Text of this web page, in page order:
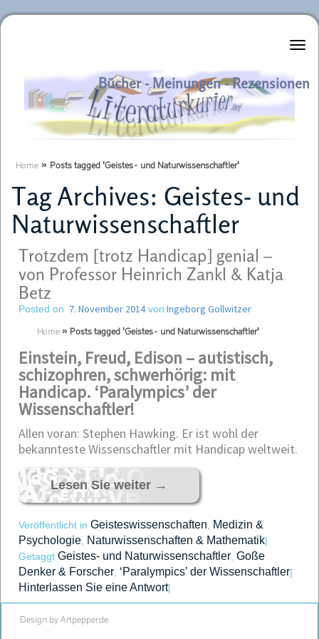
Literaturkurier.net
Bücher - Meinungen - Rezensionen
Home » Posts tagged 'Geistes- und Naturwissenschaftler'
Tag Archives: Geistes- und
Naturwissenschaftler
Trotzdem [trotz Handicap] genial –
von Professor Heinrich Zankl & Katja
Betz
Posted on 7. November 2014von Ingeborg Gollwitzer
Home » Posts tagged 'Geistes- und Naturwissenschaftler'
Einstein, Freud, Edison – autistisch,
schizophren, schwerhörig: mit
Handicap. ‘Paralympics’ der
Wissenschaftler!
Allen voran: Stephen Hawking. Er ist wohl der
bekannteste Wissenschaftler mit Handicap weltweit.
Lesen Sie weiter →
Veröffentlicht in Geisteswissenschaften
Medizin &
Psychologie Naturwissenschaften & Mathematik|
Getaggt Geistes- und Naturwissenschaftler Goße
Denker & Forscher ‘Paralympics’ der Wissenschaftler|
Hinterlassen Sie eine Antwort|
Design by Artpepper.de